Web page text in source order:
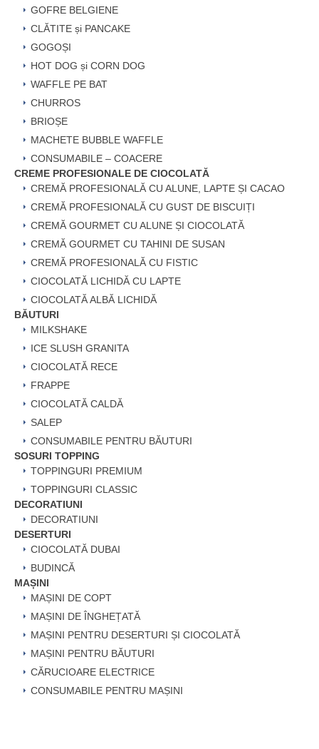
GOFRE BELGIENE
CLĂTITE și PANCAKE
GOGOȘI
HOT DOG și CORN DOG
WAFFLE PE BAT
CHURROS
BRIOȘE
MACHETE BUBBLE WAFFLE
CONSUMABILE – COACERE
CREME PROFESIONALE DE CIOCOLATĂ
CREMĂ PROFESIONALĂ CU ALUNE, LAPTE ȘI CACAO
CREMĂ PROFESIONALĂ CU GUST DE BISCUIȚI
CREMĂ GOURMET CU ALUNE ȘI CIOCOLATĂ
CREMĂ GOURMET CU TAHINI DE SUSAN
CREMĂ PROFESIONALĂ CU FISTIC
CIOCOLATĂ LICHIDĂ CU LAPTE
CIOCOLATĂ ALBĂ LICHIDĂ
BĂUTURI
MILKSHAKE
ICE SLUSH GRANITA
CIOCOLATĂ RECE
FRAPPE
CIOCOLATĂ CALDĂ
SALEP
CONSUMABILE PENTRU BĂUTURI
SOSURI TOPPING
TOPPINGURI PREMIUM
TOPPINGURI CLASSIC
DECORATIUNI
DECORATIUNI
DESERTURI
CIOCOLATĂ DUBAI
BUDINCĂ
MAȘINI
MAȘINI DE COPT
MAȘINI DE ÎNGHEȚATĂ
MAȘINI PENTRU DESERTURI ȘI CIOCOLATĂ
MAȘINI PENTRU BĂUTURI
CĂRUCIOARE ELECTRICE
CONSUMABILE PENTRU MAȘINI